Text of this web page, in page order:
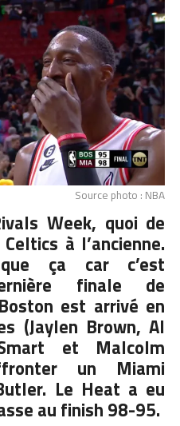
Source photo : NBA
Week, quoi de
à l’ancienne.
ça car c’est
finale de
est arrivé en
(Jaylen Brown, Al
et Malcolm
un Miami
Le Heat a eu
au finish 98-95.